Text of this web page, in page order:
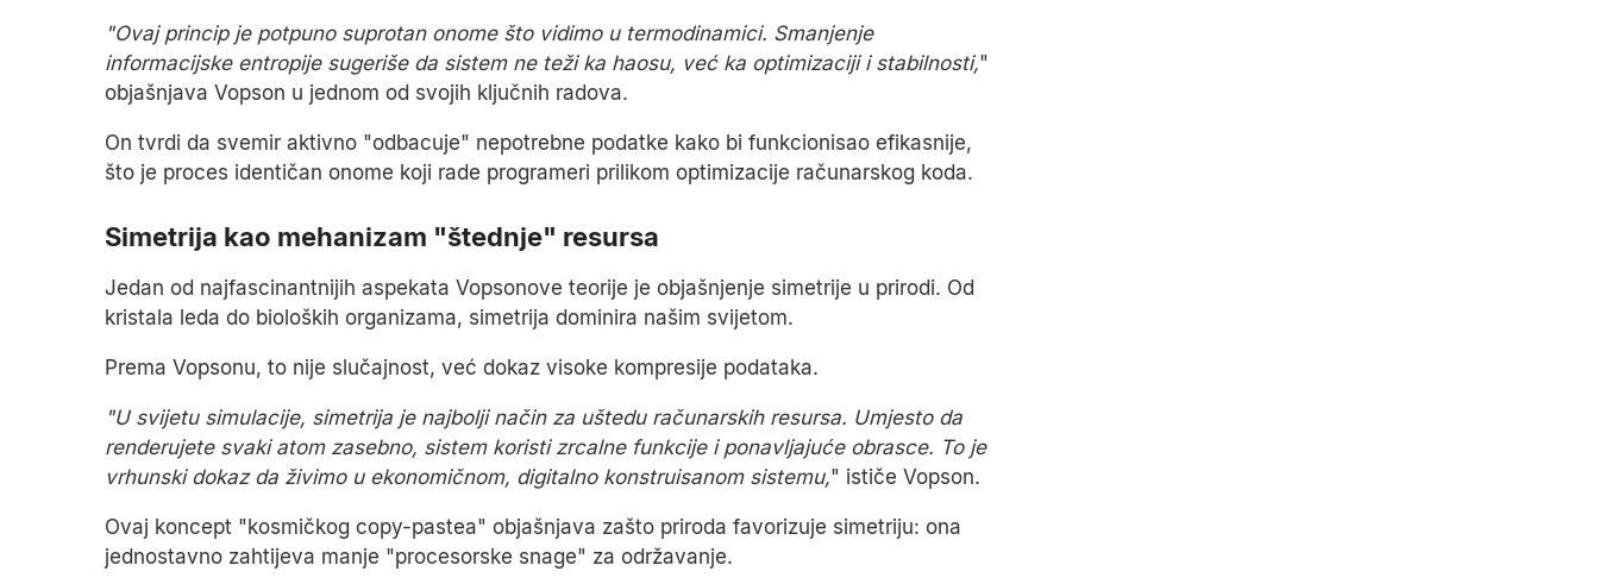
"Ovaj princip je potpuno suprotan onome što vidimo u termodinamici. Smanjenje
informacijske entropije sugeriše da sistem ne teži ka haosu, već ka optimizaciji i stabilnosti,"
objašnjava Vopson u jednom od svojih ključnih radova.
On tvrdi da svemir aktivno "odbacuje" nepotrebne podatke kako bi funkcionisao efikasnije,
što je proces identičan onome koji rade programeri prilikom optimizacije računarskog koda.
Simetrija kao mehanizam "štednje" resursa
Jedan od najfascinantnijih aspekata Vopsonove teorije je objašnjenje simetrije u prirodi. Od
kristala leda do bioloških organizama, simetrija dominira našim svijetom.
Prema Vopsonu, to nije slučajnost, već dokaz visoke kompresije podataka.
"U svijetu simulacije, simetrija je najbolji način za uštedu računarskih resursa. Umjesto da
renderujete svaki atom zasebno, sistem koristi zrcalne funkcije i ponavljajuće obrasce. To je
vrhunski dokaz da živimo u ekonomičnom, digitalno konstruisanom sistemu," ističe Vopson.
Ovaj koncept "kosmičkog copy-pastea" objašnjava zašto priroda favorizuje simetriju: ona
jednostavno zahtijeva manje "procesorske snage" za održavanje.